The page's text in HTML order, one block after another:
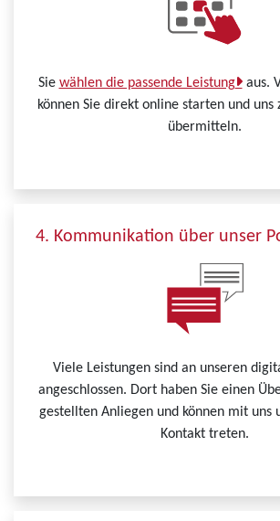
Sie wählen die passende Leistung aus.
können Sie direkt online starten und uns
übermitteln.
4. Kommunikation über unser
Viele Leistungen sind an unseren
angeschlossen. Dort haben Sie einen
gestellten Anliegen und können mit uns
Kontakt treten.